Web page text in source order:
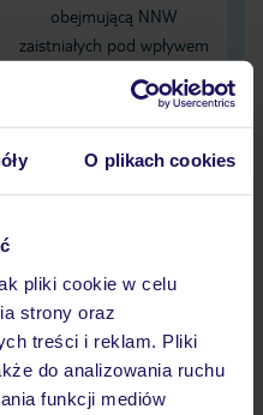
O plikach cookies
pliki cookie w celu
strony oraz
treści i reklam. Pliki
do analizowania ruchu
funkcji mediów
obejmującą NNW
zaistniałych pod wpływem
Dane Mondial Assistance
»
wybrać TUI?